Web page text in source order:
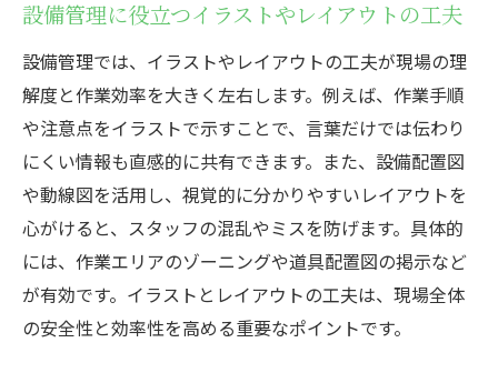
ビルメンテナンスの現場で活きる設備管理
能力
設備管理とデザインでキャリアアップする
方法
設備管理に役立つイラストやレイアウトの工夫
設備管理では、イラストやレイアウトの工夫が現場の理
解度と作業効率を大きく左右します。例えば、作業手順
や注意点をイラストで示すことで、言葉だけでは伝わり
にくい情報も直感的に共有できます。また、設備配置図
や動線図を活用し、視覚的に分かりやすいレイアウトを
心がけると、スタッフの混乱やミスを防げます。具体的
には、作業エリアのゾーニングや道具配置図の掲示など
が有効です。イラストとレイアウトの工夫は、現場全体
の安全性と効率性を高める重要なポイントです。